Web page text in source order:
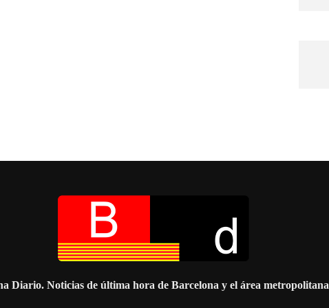
Diario. Noticias de última hora de Barcelona y el área metropolitana